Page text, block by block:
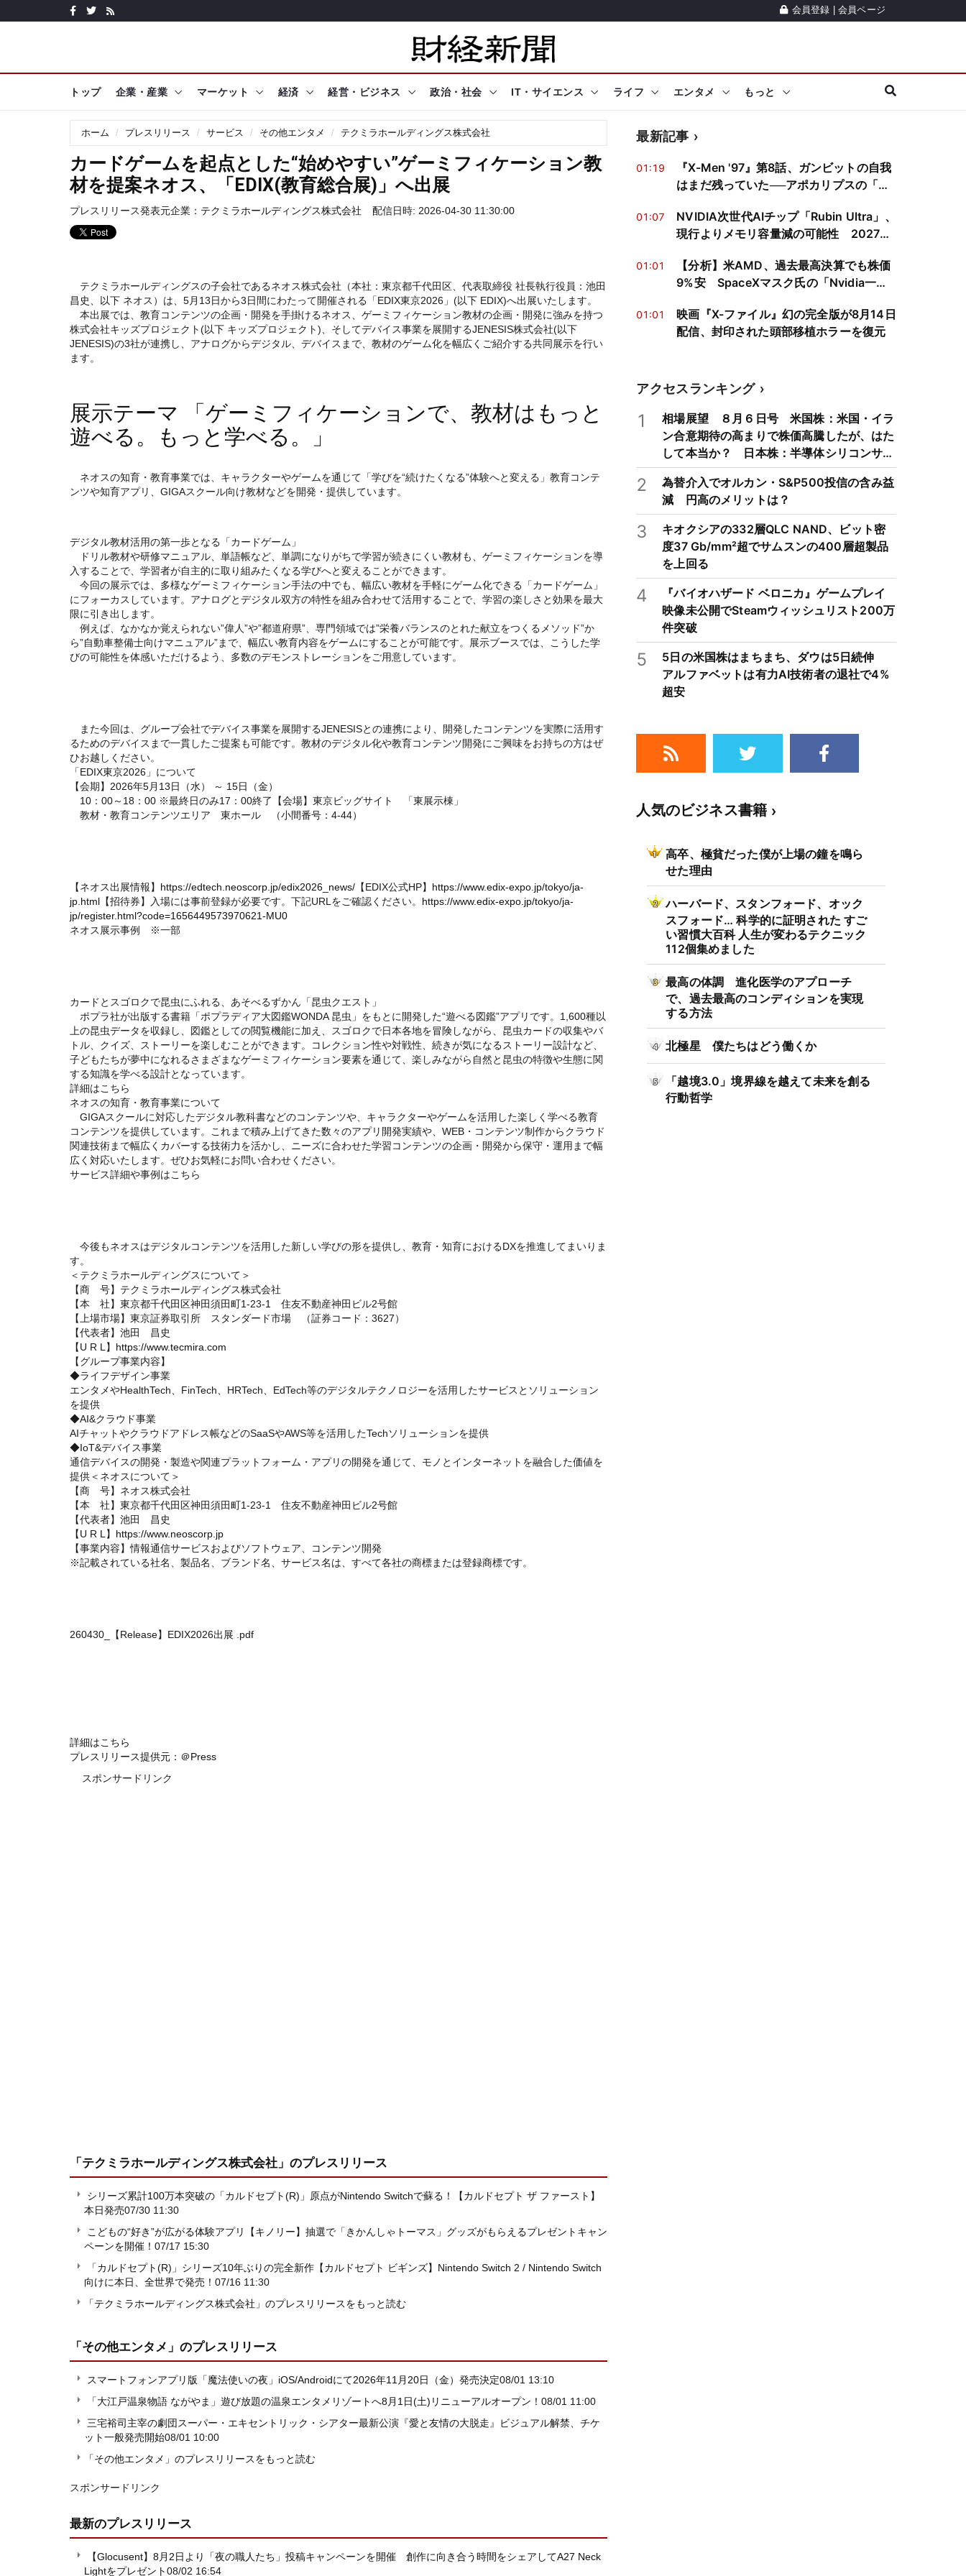
会員登録 会員ページ
トップ 企業・産業 マーケット 経済 経営・ビジネス 政治・社会 IT・サイエンス ライフ エンタメ もっと
ホーム プレスリリース サービス その他エンタメ テクミラホールディングス株式会社
カードゲームを起点とした“始めやすい”ゲーミフィケーション教
材を提案ネオス、「EDIX(教育総合展)」へ出展
プレスリリース発表元企業： テクミラホールディングス株式会社 配信日時: 2026-04-30 11:30:00
テクミラホールディングスの子会社であるネオス株式会社（本社：東京都千代田区、代表取締役 社長執行役員：池田
昌史、以下 ネオス）は、5月13日から3日間にわたって開催される「EDIX東京2026」(以下 EDIX)へ出展いたします。
本出展では、教育コンテンツの企画・開発を手掛けるネオス、ゲーミフィケーション教材の企画・開発に強みを持つ
株式会社キッズプロジェクト(以下 キッズプロジェクト)、そしてデバイス事業を展開するJENESIS株式会社(以下
JENESIS)の3社が連携し、アナログからデジタル、デバイスまで、教材のゲーム化を幅広くご紹介する共同展示を行い
ます。
展示テーマ 「ゲーミフィケーションで、教材はもっと
遊べる。もっと学べる。」
ネオスの知育・教育事業では、キャラクターやゲームを通じて「学びを“続けたくなる”体験へと変える」教育コンテ
ンツや知育アプリ、GIGAスクール向け教材などを開発・提供しています。
デジタル教材活用の第一歩となる「カードゲーム」
ドリル教材や研修マニュアル、単語帳など、単調になりがちで学習が続きにくい教材も、ゲーミフィケーションを導
入することで、学習者が自主的に取り組みたくなる学びへと変えることができます。
今回の展示では、多様なゲーミフィケーション手法の中でも、幅広い教材を手軽にゲーム化できる「カードゲーム」
にフォーカスしています。アナログとデジタル双方の特性を組み合わせて活用することで、学習の楽しさと効果を最大
限に引き出します。
例えば、なかなか覚えられない”偉人”や”都道府県”、専門領域では”栄養バランスのとれた献立をつくるメソッド”か
ら”自動車整備士向けマニュアル”まで、幅広い教育内容をゲームにすることが可能です。展示ブースでは、こうした学
びの可能性を体感いただけるよう、多数のデモンストレーションをご用意しています。
また今回は、グループ会社でデバイス事業を展開するJENESISとの連携により、開発したコンテンツを実際に活用す
るためのデバイスまで一貫したご提案も可能です。教材のデジタル化や教育コンテンツ開発にご興味をお持ちの方はぜ
ひお越しください。
「EDIX東京2026」について
【会期】2026年5月13日（水） ～ 15日（金）
10：00～18：00 ※最終日のみ17：00終了【会場】東京ビッグサイト 「東展示棟」
教材・教育コンテンツエリア 東ホール （小間番号：4-44）
【ネオス出展情報】 https://edtech.neoscorp.jp/edix2026_news/ 【EDIX公式HP】 https://www.edix-expo.jp/tokyo/ja-
jp.html 【招待券】入場には事前登録が必要です。下記URLをご確認ください。 https://www.edix-expo.jp/tokyo/ja-
jp/register.html?code=1656449573970621-MU0
ネオス展示事例 ※一部
カードとスゴロクで昆虫にふれる、あそべるずかん「昆虫クエスト」
ポプラ社が出版する書籍「ポプラディア大図鑑WONDA 昆虫」をもとに開発した“遊べる図鑑”アプリです。1,600種以
上の昆虫データを収録し、図鑑としての閲覧機能に加え、スゴロクで日本各地を冒険しながら、昆虫カードの収集やバ
トル、クイズ、ストーリーを楽しむことができます。コレクション性や対戦性、続きが気になるストーリー設計など、
子どもたちが夢中になれるさまざまなゲーミフィケーション要素を通じて、楽しみながら自然と昆虫の特徴や生態に関
する知識を学べる設計となっています。
詳細はこちら
ネオスの知育・教育事業について
GIGAスクールに対応したデジタル教科書などのコンテンツや、キャラクターやゲームを活用した楽しく学べる教育
コンテンツを提供しています。これまで積み上げてきた数々のアプリ開発実績や、WEB・コンテンツ制作からクラウド
関連技術まで幅広くカバーする技術力を活かし、ニーズに合わせた学習コンテンツの企画・開発から保守・運用まで幅
広く対応いたします。ぜひお気軽にお問い合わせください。
サービス詳細や事例はこちら
今後もネオスはデジタルコンテンツを活用した新しい学びの形を提供し、教育・知育におけるDXを推進してまいりま
す。
＜テクミラホールディングスについて＞
【商 号】テクミラホールディングス株式会社
【本 社】東京都千代田区神田須田町1-23-1 住友不動産神田ビル2号館
【上場市場】東京証券取引所 スタンダード市場 （証券コード：3627）
【代表者】池田 昌史
【U R L】 https://www.tecmira.com
【グループ事業内容】
◆ライフデザイン事業
エンタメやHealthTech、FinTech、HRTech、EdTech等のデジタルテクノロジーを活用したサービスとソリューション
を提供
◆AI&クラウド事業
AIチャットやクラウドアドレス帳などのSaaSやAWS等を活用したTechソリューションを提供
◆IoT&デバイス事業
通信デバイスの開発・製造や関連プラットフォーム・アプリの開発を通じて、モノとインターネットを融合した価値を
提供＜ネオスについて＞
【商 号】ネオス株式会社
【本 社】東京都千代田区神田須田町1-23-1 住友不動産神田ビル2号館
【代表者】池田 昌史
【U R L】 https://www.neoscorp.jp
【事業内容】情報通信サービスおよびソフトウェア、コンテンツ開発
※記載されている社名、製品名、ブランド名、サービス名は、すべて各社の商標または登録商標です。
260430_【Release】EDIX2026出展 .pdf
詳細はこちら
プレスリリース提供元：＠Press
スポンサードリンク
「テクミラホールディングス株式会社」 のプレスリリース
シリーズ累計100万本突破の「カルドセプト(R)」原点がNintendo Switchで蘇る！【カルドセプト ザ ファースト】
本日発売07/30 11:30
こどもの“好き”が広がる体験アプリ【キノリー】抽選で「きかんしゃトーマス」グッズがもらえるプレゼントキャン
ペーンを開催！ 07/17 15:30
「カルドセプト(R)」シリーズ10年ぶりの完全新作【カルドセプト ビギンズ】Nintendo Switch 2 / Nintendo Switch
向けに本日、全世界で発売！ 07/16 11:30
「テクミラホールディングス株式会社」のプレスリリースをもっと読む
「その他エンタメ」 のプレスリリース
スマートフォンアプリ版「魔法使いの夜」iOS/Androidにて2026年11月20日（金）発売決定08/01 13:10
「大江戸温泉物語 ながやま」遊び放題の温泉エンタメリゾートへ8月1日(土)リニューアルオープン！ 08/01 11:00
三宅裕司主宰の劇団スーパー・エキセントリック・シアター最新公演『愛と友情の大脱走』ビジュアル解禁、チケ
ット一般発売開始08/01 10:00
「その他エンタメ」のプレスリリースをもっと読む
スポンサードリンク
最新のプレスリリース
【Glocusent】8月2日より「夜の職人たち」投稿キャンペーンを開催 創作に向き合う時間をシェアしてA27 Neck
Lightをプレゼント08/02 16:54
最新記事
01:19
『X-Men '97』第8話、ガンビットの自我
はまだ残っていた──アポカリプスの「精
解く
01:07
NVIDIA次世代AIチップ「Rubin Ultra」、
現行よりメモリ容量減の可能性 2027年
01:01
【分析】米AMD、過去最高決算でも株価
9%安 SpaceXマスク氏の「Nvidia一本
01:01
映画『X-ファイル』幻の完全版が8月14日
配信、封印された頭部移植ホラーを復元
アクセスランキング
1
相場展望 ８月６日号 米国株：米国・イラ
ン合意期待の高まりで株価高騰したが、はた
して本当か？ 日本株：半導体シリコンサイ
クルは3～4年周期で好・不況を繰り返すた
め注意
2
為替介入でオルカン・S&P500投信の含み益
減 円高のメリットは？
3
キオクシアの332層QLC NAND、ビット密
度37 Gb/mm²超でサムスンの400層超製品
を上回る
4
『バイオハザード ベロニカ』ゲームプレイ
映像未公開でSteamウィッシュリスト200万
件突破
5
5日の米国株はまちまち、ダウは5日続伸
アルファベットは有力AI技術者の退社で4%
超安
人気のビジネス書籍
高卒、極貧だった僕が上場の鐘を鳴ら
せた理由
ハーバード、スタンフォード、オック
スフォード… 科学的に証明された すご
い習慣大百科 人生が変わるテクニック
112個集めました
最高の体調 進化医学のアプローチ
で、過去最高のコンディションを実現
する方法
北極星 僕たちはどう働くか
「越境3.0」境界線を越えて未来を創る
行動哲学